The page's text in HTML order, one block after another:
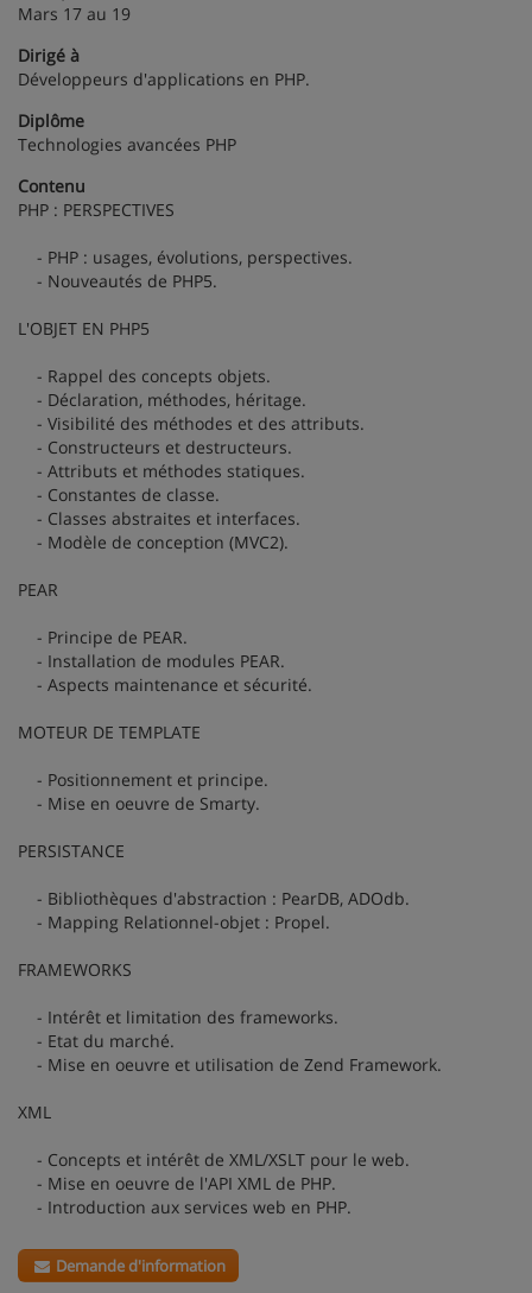
Mars 17 au 19
Dirigé à
Développeurs d'applications en PHP.
Diplôme
Technologies avancées PHP
Contenu
PHP : PERSPECTIVES
- PHP : usages, évolutions, perspectives.
- Nouveautés de PHP5.
L'OBJET EN PHP5
- Rappel des concepts objets.
- Déclaration, méthodes, héritage.
- Visibilité des méthodes et des attributs.
- Constructeurs et destructeurs.
- Attributs et méthodes statiques.
- Constantes de classe.
- Classes abstraites et interfaces.
- Modèle de conception (MVC2).
PEAR
- Principe de PEAR.
- Installation de modules PEAR.
- Aspects maintenance et sécurité.
MOTEUR DE TEMPLATE
- Positionnement et principe.
- Mise en oeuvre de Smarty.
PERSISTANCE
- Bibliothèques d'abstraction : PearDB, ADOdb.
- Mapping Relationnel-objet : Propel.
FRAMEWORKS
- Intérêt et limitation des frameworks.
- Etat du marché.
- Mise en oeuvre et utilisation de Zend Framework.
XML
- Concepts et intérêt de XML/XSLT pour le web.
- Mise en oeuvre de l'API XML de PHP.
- Introduction aux services web en PHP.
Demande d'information